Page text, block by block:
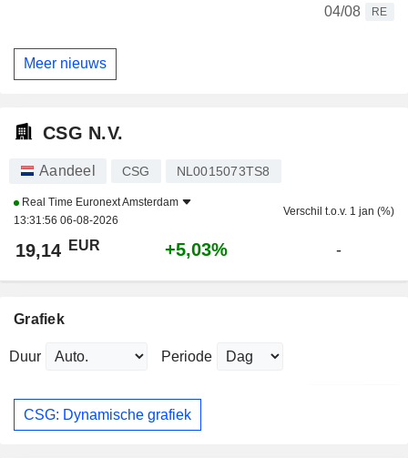
04/08
RE
Meer nieuws
CSG N.V.
Aandeel CSG NL0015073TS8
Real Time Euronext Amsterdam
13:31:56 06-08-2026
Verschil t.o.v. 1 jan (%)
19,14 EUR +5,03% -
Grafiek
Duur Periode
CSG: Dynamische grafiek